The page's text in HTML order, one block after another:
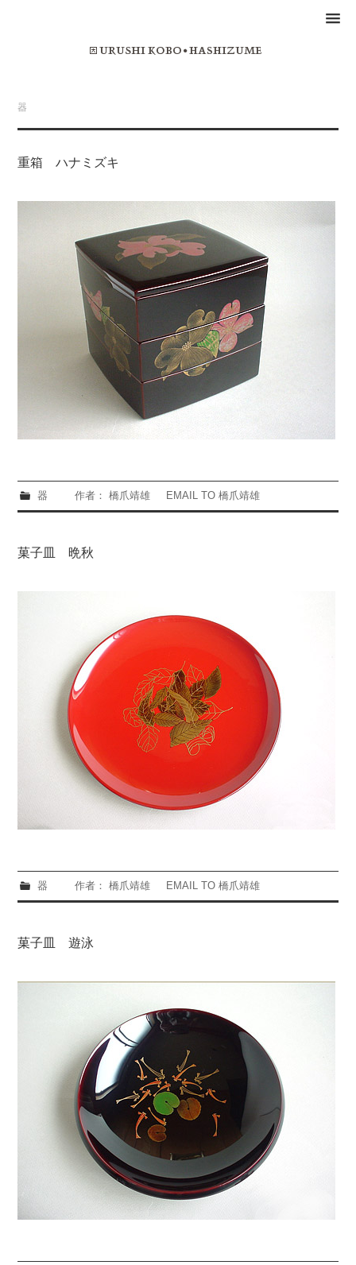
器
重箱 ハナミズキ
器 作者： 橋爪靖雄 EMAIL TO 橋爪靖雄
菓子皿 晩秋
器 作者： 橋爪靖雄 EMAIL TO 橋爪靖雄
菓子皿 遊泳